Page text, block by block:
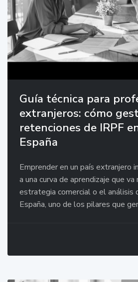
Guía técnica para
extranjeros: cómo
retenciones de IRPF
España
Emprender en un país extranjero
a una curva de aprendizaje que
estrategia comercial o el análisis
España, uno de los pilares que